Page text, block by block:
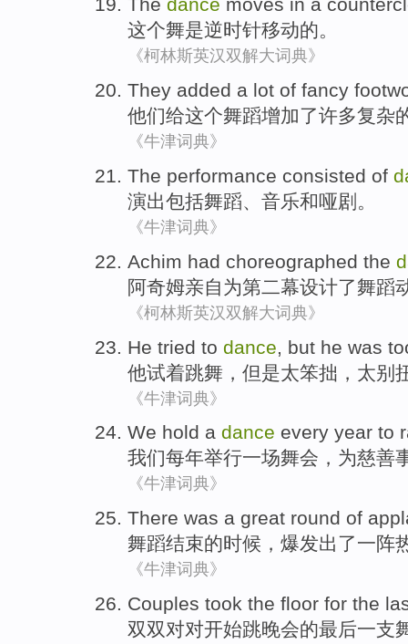
The dance moves in a
这个舞是逆时针移动的。
《柯林斯英汉双解大词典》
They added a lot of fancy
他们给这个舞蹈增加了许多复杂
《牛津词典》
The performance consisted of
演出包括舞蹈、 音乐和哑剧 。
《牛津词典》
Achim had choreographed the
阿奇姆亲自为第二幕设计了舞蹈
《柯林斯英汉双解大词典》
He tried to dance but he was
他试着跳舞 ， 但是太笨拙 ，太别
《牛津词典》
We hold a dance every year to
我们每年举行一场舞会 ， 为慈善
《牛津词典》
There was a great round of
舞蹈结束的时候 ，爆发出了一阵
《牛津词典》
Couples took the floor for the
双双对对开始跳晚会的最后一支